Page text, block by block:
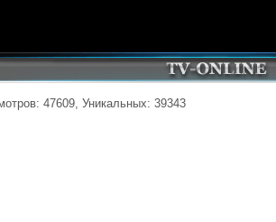
47609, Уникальных: 39343